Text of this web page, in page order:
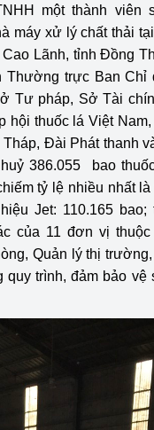
Sản xuất công nghiệp
một thành viên
máy xử lý chất thải
Lãnh, tỉnh Đồng
trực Ban Chỉ
Tư pháp, Sở Tài
hội thuốc lá Việt
Đài Phát thanh
386.055 bao
tỷ lệ nhiều nhất là
Jet: 110.165 bao;
của 11 đơn vị
Quản lý thị
trình, đảm bảo vệ